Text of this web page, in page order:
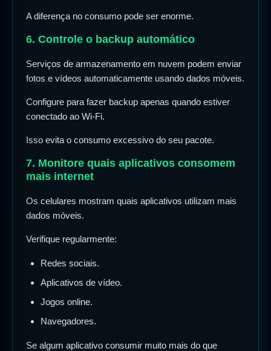
A diferença no consumo pode ser enorme.
6. Controle o backup automático
Serviços de armazenamento em nuvem podem enviar
fotos e vídeos automaticamente usando dados móveis.
Configure para fazer backup apenas quando estiver
conectado ao Wi-Fi.
Isso evita o consumo excessivo do seu pacote.
7. Monitore quais aplicativos consomem
mais internet
Os celulares mostram quais aplicativos utilizam mais
dados móveis.
Verifique regularmente:
Redes sociais.
Aplicativos de vídeo.
Jogos online.
Navegadores.
Se algum aplicativo consumir muito mais do que